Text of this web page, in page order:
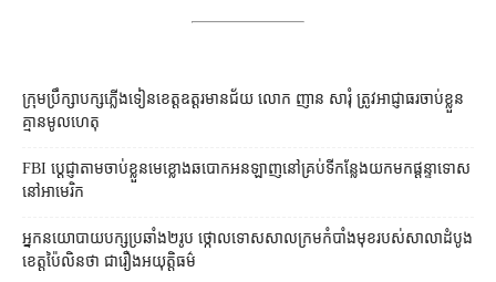
ក្រុមប្រឹក្សា​បក្ស​ភ្លើងទៀន​ខេត្ត​ឧត្ដរមានជ័យ លោក ញាន សារុំ ត្រូវ​អាជ្ញាធរ​ចាប់ខ្លួន​
គ្មាន​មូលហេតុ
FBI ប្ដេជ្ញា​តាម​ចាប់ខ្លួន​មេខ្លោង​ឆបោក​អនឡាញ​នៅ​គ្រប់​ទីកន្លែង​យក​មក​ផ្ដន្ទាទោស​
នៅ​អាមេរិក
អ្នកនយោបាយ​បក្ស​ប្រឆាំង​២​រូប ថ្កោលទោស​សាលក្រម​កំបាំងមុខ​របស់​សាលាដំបូង​
ខេត្ត​ប៉ៃលិន​ថា ជា​រឿង​អយុត្តិធម៌